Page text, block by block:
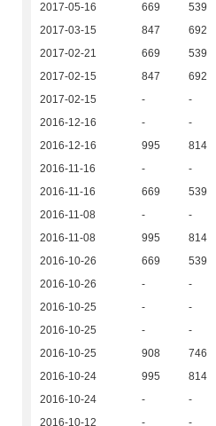
2017-05-16
669 539
2017-03-15
847 692
2017-02-21
669 539
2017-02-15
847 692
2017-02-15
- -
2016-12-16
- -
2016-12-16
995 814
2016-11-16
- -
2016-11-16
669 539
2016-11-08
- -
2016-11-08
995 814
2016-10-26
669 539
2016-10-26
- -
2016-10-25
- -
2016-10-25
- -
2016-10-25
908 746
2016-10-24
995 814
2016-10-24
- -
2016-10-12
- -